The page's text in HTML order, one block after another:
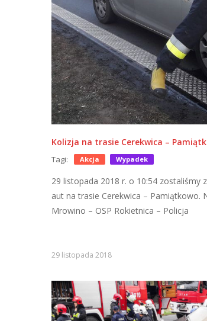
Kolizja na trasie Cerekwica –
Tagi: Akcja Wypadek
29 listopada 2018 r. o 10:54 zostaliśmy
aut na trasie Cerekwica – Pamiątkowo.
Mrowino – OSP Rokietnica – Policja
29 listopada 2018